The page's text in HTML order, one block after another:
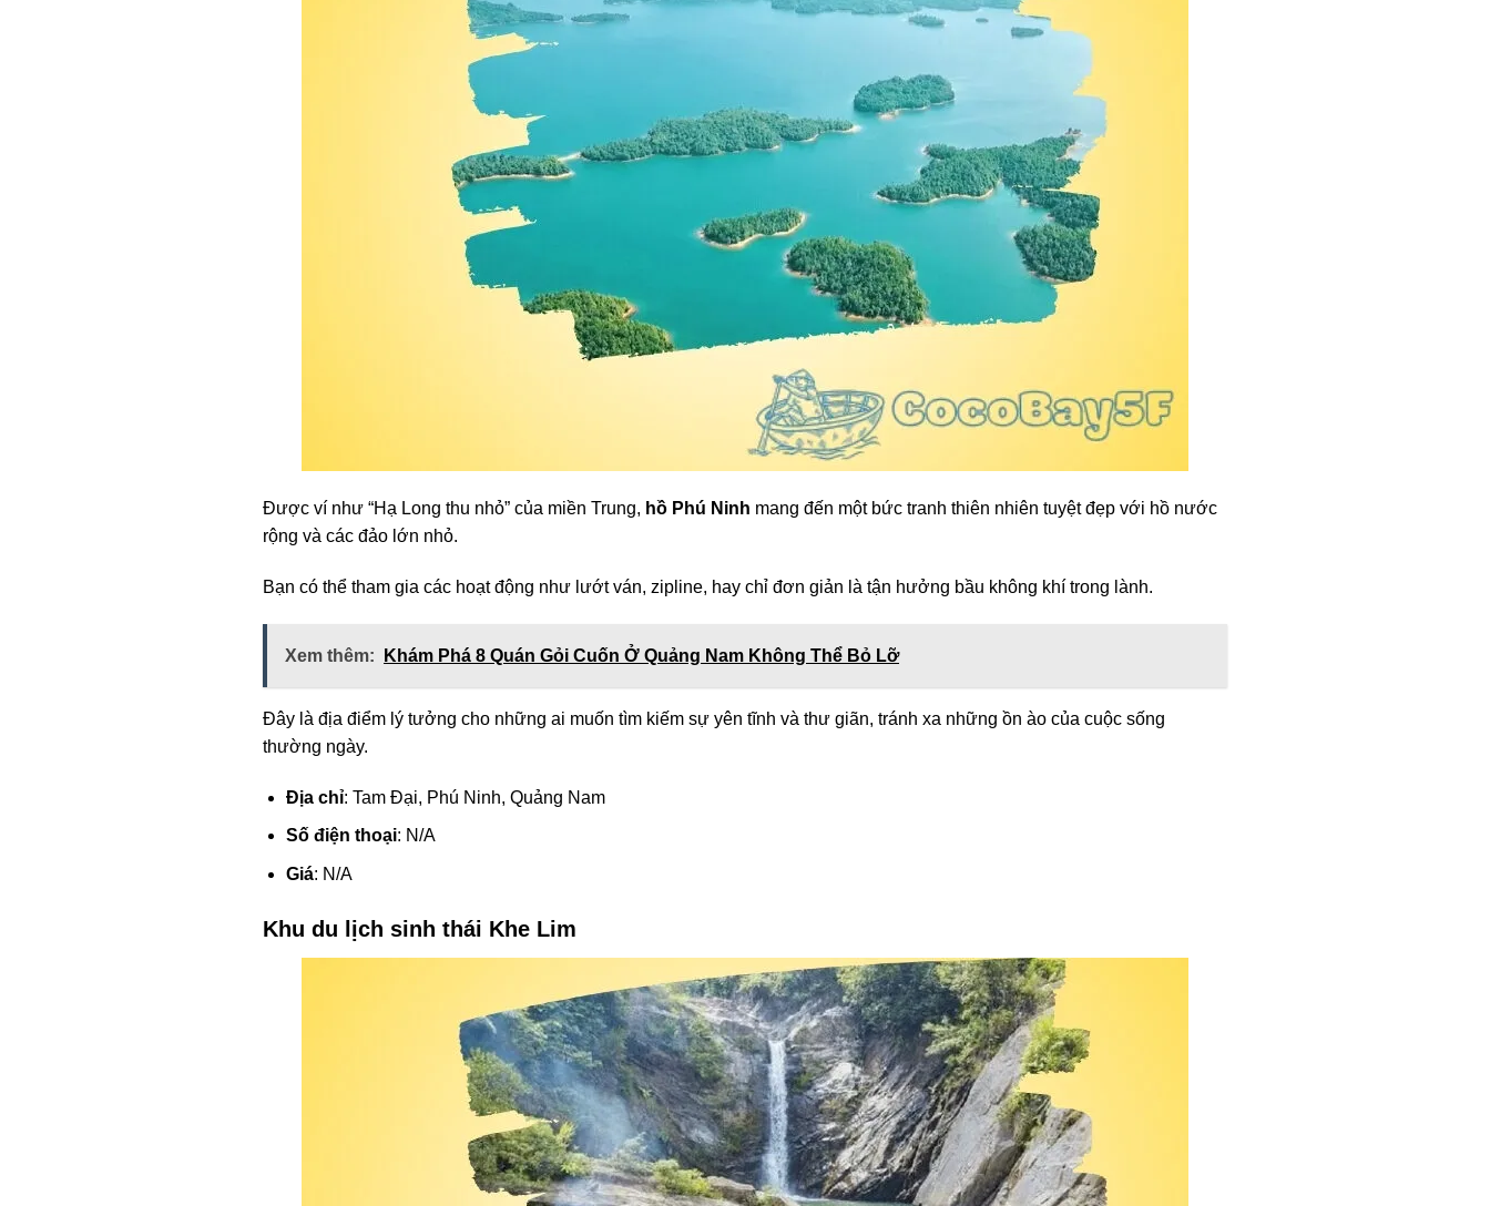
Được ví như “Hạ Long thu nhỏ” của miền Trung, hồ Phú Ninh mang đến một bức tranh thiên nhiên tuyệt đẹp với hồ nước
rộng và các đảo lớn nhỏ.
Bạn có thể tham gia các hoạt động như lướt ván, zipline, hay chỉ đơn giản là tận hưởng bầu không khí trong lành.
Xem thêm: Khám Phá 8 Quán Gỏi Cuốn Ở Quảng Nam Không Thể Bỏ Lỡ
Đây là địa điểm lý tưởng cho những ai muốn tìm kiếm sự yên tĩnh và thư giãn, tránh xa những ồn ào của cuộc sống
thường ngày.
Địa chỉ: Tam Đại, Phú Ninh, Quảng Nam
Số điện thoại: N/A
Giá: N/A
Khu du lịch sinh thái Khe Lim